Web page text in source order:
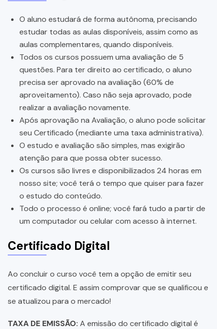
O aluno estudará de forma autônoma, precisando
estudar todas as aulas disponíveis, assim como as
aulas complementares, quando disponíveis.
Todos os cursos possuem uma avaliação de 5
questões. Para ter direito ao certificado, o aluno
precisa ser aprovado na avaliação (60% de
aproveitamento). Caso não seja aprovado, pode
realizar a avaliação novamente.
Após aprovação na Avaliação, o aluno pode solicitar
seu Certificado (mediante uma taxa administrativa).
O estudo e avaliação são simples, mas exigirão
atenção para que possa obter sucesso.
Os cursos são livres e disponibilizados 24 horas em
nosso site; você terá o tempo que quiser para fazer
o estudo do conteúdo.
Todo o processo é online; você fará tudo a partir de
um computador ou celular com acesso à internet.
Certificado Digital
Ao concluir o curso você tem a opção de emitir seu
certificado digital. E assim comprovar que se qualificou e
se atualizou para o mercado!
TAXA DE EMISSÃO: A emissão do certificado digital é